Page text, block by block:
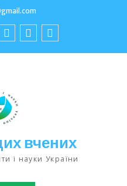
вчених
і науки України